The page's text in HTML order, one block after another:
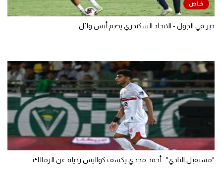
خبر في الجول - الاتحاد السكندري يضم أنس وائل
"مستقبل النادي".. أحمد مجدي يكشف كواليس رحيله عن الزمالك